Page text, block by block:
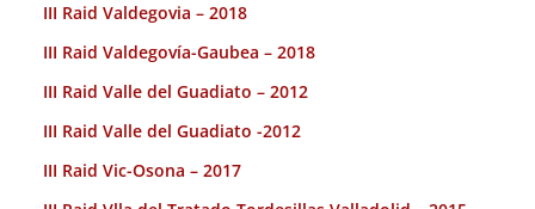
III Raid Valdegovia – 2018
III Raid Valdegovía-Gaubea – 2018
III Raid Valle del Guadiato – 2012
III Raid Valle del Guadiato -2012
III Raid Vic-Osona – 2017